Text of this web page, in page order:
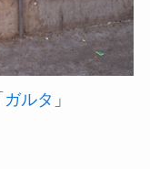
ガルタ 」